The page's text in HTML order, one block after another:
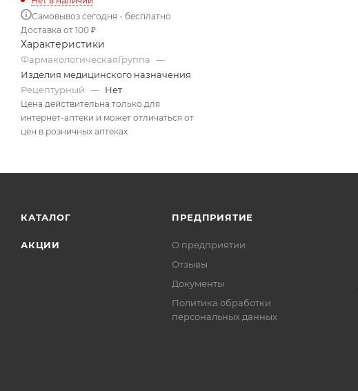
Самовывоз сегодня - бесплатно
Доставка от 100 ₽
Характеристики
ФармакологическаяГруппа —
Изделия медицинского назначения
Рецептурный — Нет
Цена действительна только для
интернет-аптеки и может отличаться от
цен в розничных аптеках
КАТАЛОГ
АКЦИИ
ПРЕДПРИЯТИЕ
О предприятии
Отзывы
Документы
Политика обработки
персональных данных